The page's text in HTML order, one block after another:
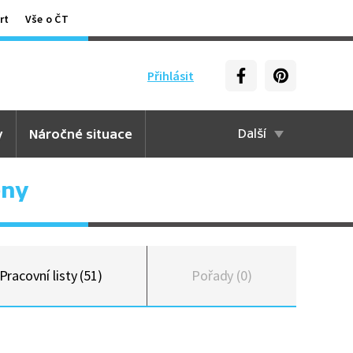
Vše o ČT
Přihlásit
Náročné situace Další
Pracovní listy (51) Pořady (0)